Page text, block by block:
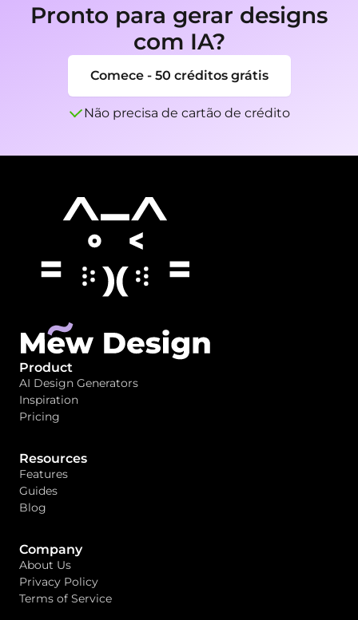
Pronto para gerar designs
com IA?
Comece - 50 créditos grátis
Não precisa de cartão de crédito
Product
AI Design Generators
Inspiration
Pricing
Resources
Features
Guides
Blog
Company
About Us
Privacy Policy
Terms of Service